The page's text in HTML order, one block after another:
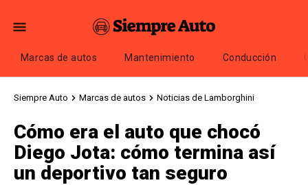
Marcas de autos Mantenimiento Conducción
Siempre Auto Marcas de autos Noticias de Lamborghini
Cómo era el auto que chocó
Diego Jota: cómo termina así
un deportivo tan seguro